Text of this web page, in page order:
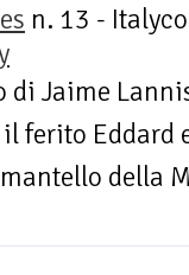
n. 13 -
Jaime
ferito Eddard
della